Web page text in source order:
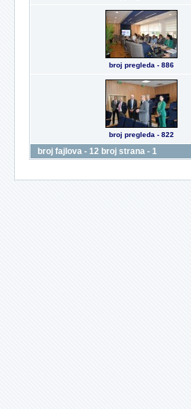
broj pregleda - 886
broj pregleda - 822
broj fajlova - 12 broj strana - 1